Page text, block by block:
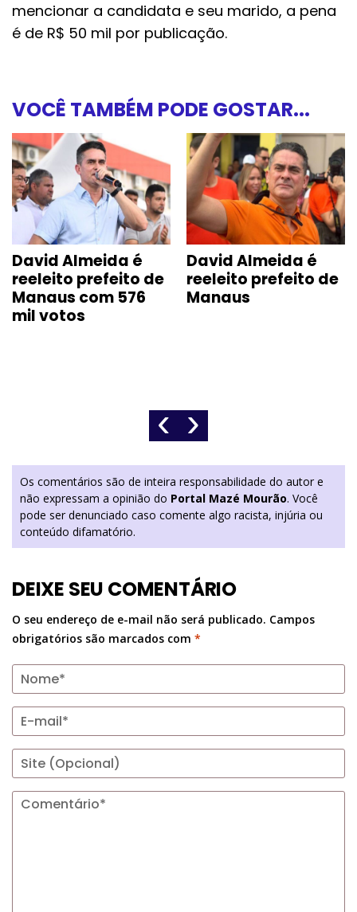
mencionar a candidata e seu marido, a pena
é de R$ 50 mil por publicação.
VOCÊ TAMBÉM PODE GOSTAR...
David Almeida é
reeleito prefeito de
Manaus com 576
mil votos
David Almeida é
reeleito prefeito de
Manaus
‹ ›
Os comentários são de inteira responsabilidade do autor e
não expressam a opinião do Portal Mazé Mourão. Você
pode ser denunciado caso comente algo racista, injúria ou
conteúdo difamatório.
DEIXE SEU COMENTÁRIO
O seu endereço de e-mail não será publicado. Campos
obrigatórios são marcados com *